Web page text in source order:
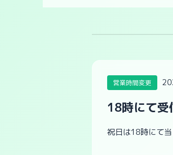
営業時間変更
18時にて受
祝日は18時にて